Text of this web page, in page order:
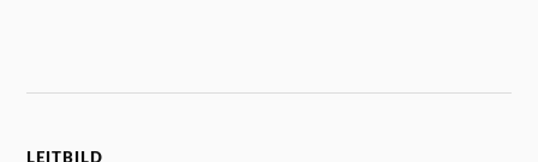
LEITBILD